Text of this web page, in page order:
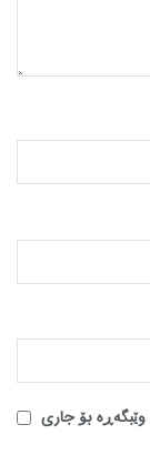
وێبگەڕە بۆ جاری